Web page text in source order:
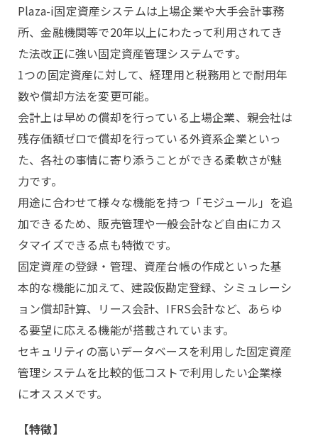
Plaza-i固定資産システムは上場企業や大手会計事務
所、金融機関等で20年以上にわたって利用されてき
た法改正に強い固定資産管理システムです。
1つの固定資産に対して、経理用と税務用とで耐用年
数や償却方法を変更可能。
会計上は早めの償却を行っている上場企業、親会社は
残存価額ゼロで償却を行っている外資系企業といっ
た、各社の事情に寄り添うことができる柔軟さが魅
力です。
用途に合わせて様々な機能を持つ「モジュール」を追
加できるため、販売管理や一般会計など自由にカス
タマイズできる点も特徴です。
固定資産の登録・管理、資産台帳の作成といった基
本的な機能に加えて、建設仮勘定登録、シミュレーシ
ョン償却計算、リース会計、IFRS会計など、あらゆ
る要望に応える機能が搭載されています。
セキュリティの高いデータベースを利用した固定資産
管理システムを比較的低コストで利用したい企業様
にオススメです。
【特徴】